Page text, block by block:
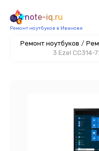
note-iq.ru
Ремонт ноутбуков в Иванове
Ремонт ноутбуков /
3 Ezel CC314-